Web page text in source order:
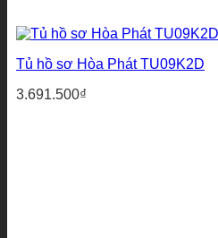
Tủ hồ sơ Hòa Phát TU09K2D
3.691.500₫